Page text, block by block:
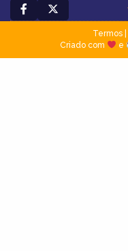
Termos|
Criado com
e